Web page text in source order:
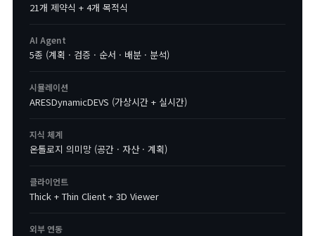
21개 제약식 + 4개 목적식
AI Agent
5종 (계획 · 검증 · 순서 · 배분 · 분석)
시뮬레이션
ARESDynamicDEVS (가상시간 + 실시간)
지식 체계
온톨로지 의미망 (공간 · 자산 · 계획)
클라이언트
Thick + Thin Client + 3D Viewer
외부 연동